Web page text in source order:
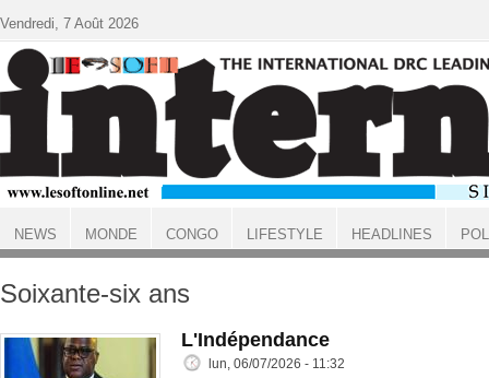
ACCUEIL
Soixante-six ans
L'Indépendance
lun, 06/07/2026 - 11:32
Vendredi, 7 Août 2026
NEWS MONDE CONGO LIFESTYLE HEADLINES